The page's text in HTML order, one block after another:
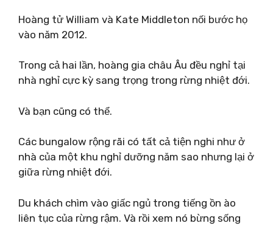
Hoàng tử William và Kate Middleton nối bước họ
vào năm 2012.
Trong cả hai lần, hoàng gia châu Âu đều nghỉ tại
nhà nghỉ cực kỳ sang trọng trong rừng nhiệt đới.
Và bạn cũng có thể.
Các bungalow rộng rãi có tất cả tiện nghi như ở
nhà của một khu nghỉ dưỡng năm sao nhưng lại ở
giữa rừng nhiệt đới.
Du khách chìm vào giấc ngủ trong tiếng ồn ào
liên tục của rừng rậm. Và rồi xem nó bừng sống